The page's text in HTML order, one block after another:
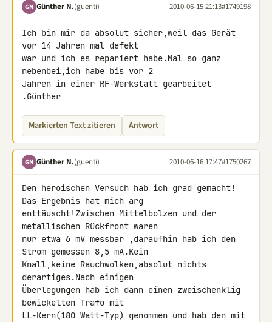
GN Günther N.(guenti) 2010-06-15 21:13#1749198
Ich bin mir da absolut sicher,weil das Gerät
vor 14 Jahren mal defekt
war und ich es repariert habe.Mal so ganz
nebenbei,ich habe bis vor 2
Jahren in einer RF-Werkstatt gearbeitet
.Günther
Markierten Text zitieren Antwort
GN Günther N.(guenti) 2010-06-16 17:47#1750267
Den heroischen Versuch hab ich grad gemacht!
Das Ergebnis hat mich arg
enttäuscht!Zwischen Mittelbolzen und der
metallischen Rückfront waren
nur etwa 6 mV messbar ,daraufhin hab ich den
Strom gemessen 8,5 mA.Kein
Knall,keine Rauchwolken,absolut nichts
derartiges.Nach einigen
Überlegungen hab ich dann einen zweischenklig
bewickelten Trafo mit
LL-Kern(180 Watt-Typ) genommen und hab den mit